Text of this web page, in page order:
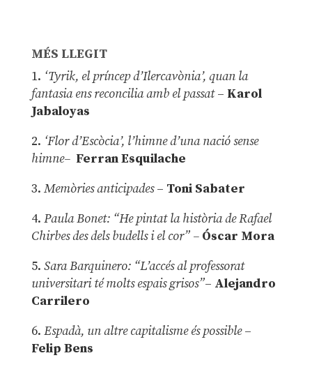
MÉS LLEGIT
1. ‘Tyrik, el príncep d’Ilercavònia’, quan la
fantasia ens reconcilia amb el passat– Karol
Jabaloyas
2. ‘Flor d’Escòcia’, l’himne d’una nació sense
himne– Ferran Esquilache
3. Memòries anticipades– Toni Sabater
4. Paula Bonet: “He pintat la història de Rafael
Chirbes des dels budells i el cor” –Óscar Mora
5. Sara Barquinero: “L’accés al professorat
universitari té molts espais grisos”– Alejandro
Carrilero
6. Espadà, un altre capitalisme és possible –
Felip Bens